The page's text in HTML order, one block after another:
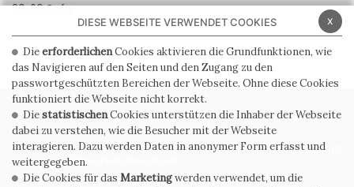
30x60 Safe
PRIVACY POLICY COOKIE POLICY
ALLGEMEINE
VERKAUFSBEDINGUNGEN
WHISTLEBLOWING
x
DIESE WEBSEITE VERWENDET COOKIES
DieerforderlichenCookies aktivieren die Grundfunktionen, wie
das Navigieren auf den Seiten und den Zugang zu den
passwortgeschützten Bereichen der Webseite. Ohne diese Cookies
funktioniert die Webseite nicht korrekt.
DiestatistischenCookies unterstützen die Inhaber der Webseite
dabei zu verstehen, wie die Besucher mit der Webseite
interagieren. Dazu werden Daten in anonymer Form erfasst und
weitergegeben.
Die Cookies für das Marketingwerden verwendet, um die